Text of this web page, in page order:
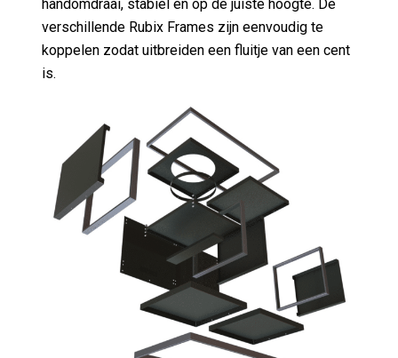
verschillende Rubix Frames zijn eenvoudig te
koppelen zodat uitbreiden een fluitje van een cent
is.